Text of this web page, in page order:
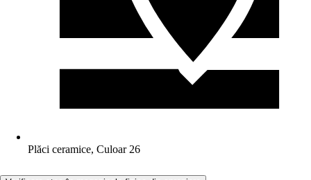
Plăci ceramice, Culoar 26